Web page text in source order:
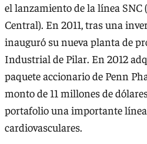
el lanzamiento de la línea SNC
Central). En 2011, tras una
inauguró su nueva planta de
Industrial de Pilar. En 2012
paquete accionario de Penn
monto de 11 millones de
portafolio una importante
cardiovasculares.